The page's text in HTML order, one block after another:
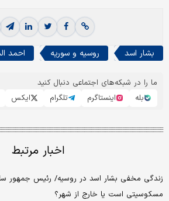
بشار اسد روسیه و سوریه احمد
ما را در شبکه‌های اجتماعی دنبال کنید
بله
اینستاگرم تلگرام ایکس
اخبار مرتبط
زندگی مخفی بشار اسد در روسیه/ رئیس جمهور
مسکوسیتی است یا خارج از شهر؟